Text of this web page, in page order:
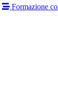
Formazione